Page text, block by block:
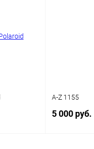
A-Z 1155
5 000 руб.